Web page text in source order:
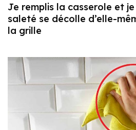
Je remplis la casserole et
saleté se décolle d’elle-
la grille